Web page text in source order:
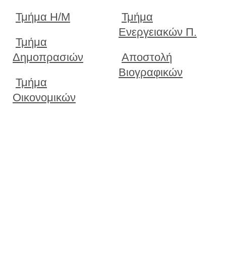
Τμήμα Η/Μ
Τμήμα
Δημοπρασιών
Τμήμα
Οικονομικών
Τμήμα
Ενεργειακών Π.
Αποστολή
Βιογραφικών